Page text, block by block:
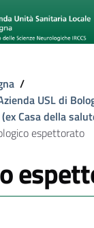
/
USL di
Casa della
espettorato